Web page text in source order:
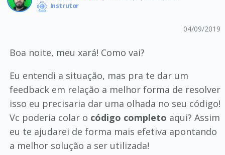
Instrutor
04/09/2019
Boa noite, meu xará! Como vai?
Eu entendi a situação, mas pra te dar um
feedback em relação a melhor forma de resolver
isso eu precisaria dar uma olhada no seu código!
Vc poderia colar o código completo aqui? Assim
eu te ajudarei de forma mais efetiva apontando
a melhor solução a ser utilizada!